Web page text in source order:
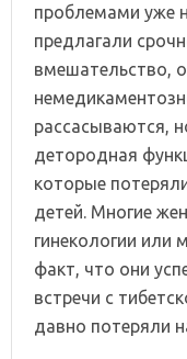
проблемами уже
предлагали
вмешательство,
рассасываются,
детородная
которые
детей. Многие
гинекологии или
факт, что они
встречи с
давно потеряли